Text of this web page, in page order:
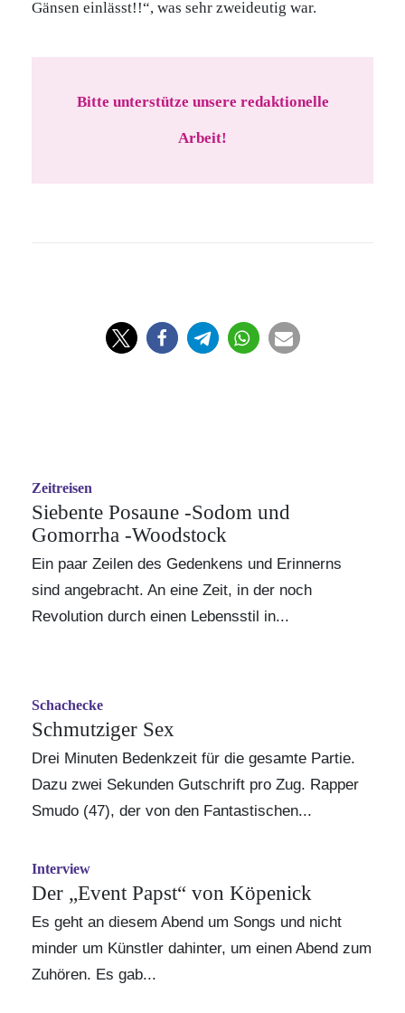
Gänsen einlässt!!“, was sehr zweideutig war.
Bitte unterstütze unsere redaktionelle
Arbeit!
Zeitreisen
Siebente Posaune -Sodom und
Gomorrha -Woodstock
Ein paar Zeilen des Gedenkens und Erinnerns
sind angebracht. An eine Zeit, in der noch
Revolution durch einen Lebensstil in...
Schachecke
Schmutziger Sex
Drei Minuten Bedenkzeit für die gesamte Partie.
Dazu zwei Sekunden Gutschrift pro Zug. Rapper
Smudo (47), der von den Fantastischen...
Interview
Der „Event Papst“ von Köpenick
Es geht an diesem Abend um Songs und nicht
minder um Künstler dahinter, um einen Abend zum
Zuhören. Es gab...